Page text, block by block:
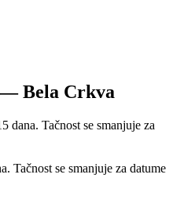
—Bela Crkva
dana. Tačnost se smanjuje za
Tačnost se smanjuje za datume